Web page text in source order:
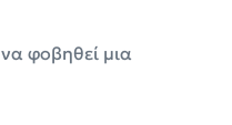
φοβηθεί μια